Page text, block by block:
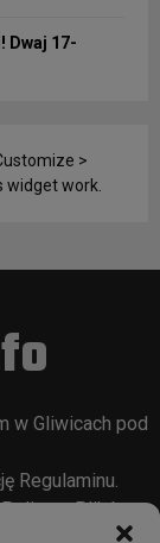
Dwaj 17-
>
widget work.
w Gliwicach pod
Regulaminu.
Polityce Plików